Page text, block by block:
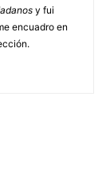
y fui
encuadro en